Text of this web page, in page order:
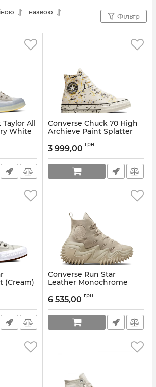
💜 Фиолетові
⭕ Бордові,
✳️ Бирюзові,⭕ Сірі.
назвою
Фільтр
Taylor All
White
Converse Chuck 70 High
Archieve Paint Splatter
3 999,00 грн
(Cream)
Converse Run Star
Leather Monochrome
Артикул: A03925C
6 535,00 грн